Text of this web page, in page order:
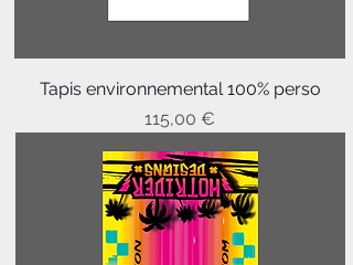
Tapis environnemental 100% perso
Prix
115,00 €